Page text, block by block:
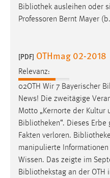
Bibliothek ausleihen oder
Professoren Bernt Mayer
[PDF] OTHmag 02-2018
Relevanz:
02OTH Wir 7 Bayerischer
News! Die zweitägige
Motto „Kernorte der Kultur
Bibliotheken“. Dieses
Fakten verloren.
manipulierte
Wissen. Das zeigte im
Bibliothekstag an der OTH